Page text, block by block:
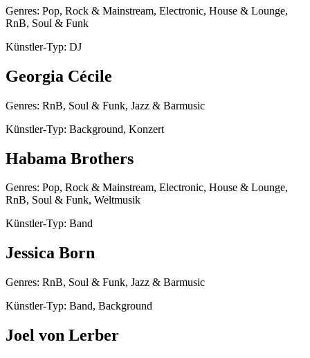
Genres: Pop, Rock & Mainstream, Electronic, House & Lounge,
RnB, Soul & Funk
Künstler-Typ: DJ
Georgia Cécile
Genres: RnB, Soul & Funk, Jazz & Barmusic
Künstler-Typ: Background, Konzert
Habama Brothers
Genres: Pop, Rock & Mainstream, Electronic, House & Lounge,
RnB, Soul & Funk, Weltmusik
Künstler-Typ: Band
Jessica Born
Genres: RnB, Soul & Funk, Jazz & Barmusic
Künstler-Typ: Band, Background
Joel von Lerber